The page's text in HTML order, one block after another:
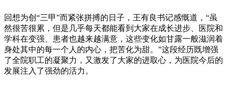
回想为创“三甲”而紧张拼搏的日子，王有良书记感慨道，“虽
然很苦很累，但是几乎每天都能看到大家在成长进步、医院和
学科在变强、患者也越来越满意，这些变化如甘露一般滋润着
身处其中的每一个人的内心，把苦化为甜。”这段经历既增强
了全院职工的凝聚力，又激发了大家的进取心，为医院今后的
发展注入了强劲的活力。